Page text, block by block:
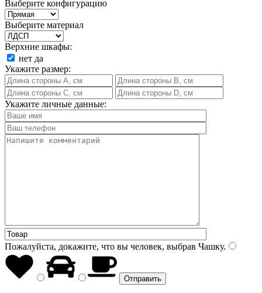
Выберите конфигурацию
Выберите материал
Верхние шкафы:
нет да
Укажите размер:
Укажите личные данные:
Пожалуйста, докажите, что вы человек, выбрав Чашку.